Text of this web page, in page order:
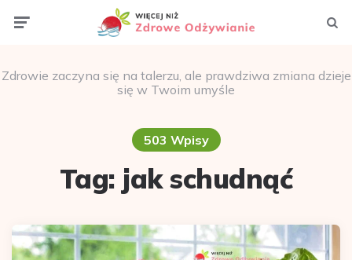
Zdrowie zaczyna się na talerzu, ale prawdziwa zmiana dzieje
się w Twoim umyśle
503 Wpisy
Tag: jak schudnąć